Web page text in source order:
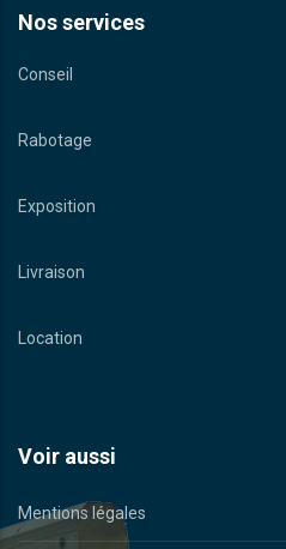
Nos services
Conseil
Rabotage
Exposition
Livraison
Location
Voir aussi
Mentions légales